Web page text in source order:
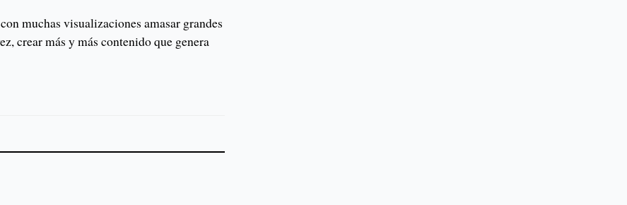
muchas visualizaciones amasar grandes
crear más y más contenido que genera